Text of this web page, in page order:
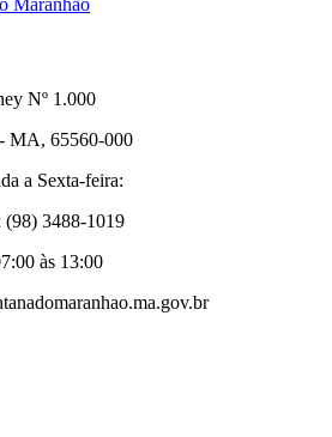
Nº 1.000
MA, 65560-000
a Sexta-feira:
(98) 3488-1019
às 13:00